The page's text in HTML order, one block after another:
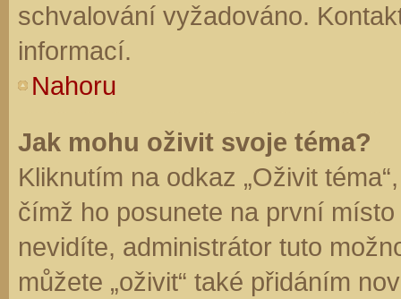
schvalování vyžadováno.
informací.
Nahoru
Jak mohu oživit svoje téma?
Kliknutím na odkaz „Oživit
čímž ho posunete na první
nevidíte, administrátor tuto
můžete „oživit“ také přidáním